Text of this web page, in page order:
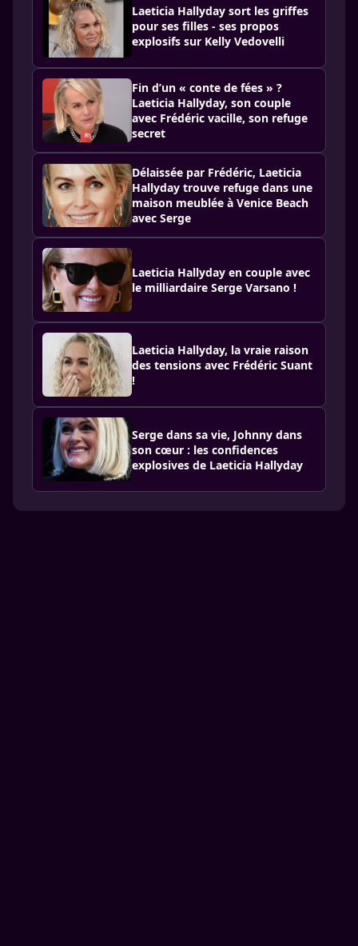
Laeticia Hallyday sort les griffes
pour ses filles - ses propos
explosifs sur Kelly Vedovelli
Fin d’un « conte de fées » ?
Laeticia Hallyday, son couple
avec Frédéric vacille, son refuge
secret
Délaissée par Frédéric, Laeticia
Hallyday trouve refuge dans une
maison meublée à Venice Beach
avec Serge
Laeticia Hallyday en couple avec
le milliardaire Serge Varsano !
Laeticia Hallyday, la vraie raison
des tensions avec Frédéric Suant
!
Serge dans sa vie, Johnny dans
son cœur : les confidences
explosives de Laeticia Hallyday